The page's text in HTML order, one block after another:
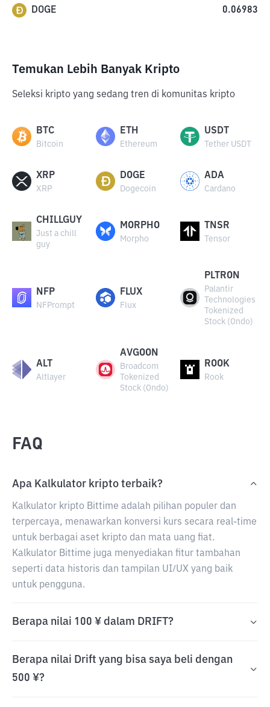
DOGE 0.06983
Temukan Lebih Banyak Kripto
Seleksi kripto yang sedang tren di komunitas kripto
BTC
Bitcoin
ETH
Ethereum
USDT
Tether USDT
XRP
XRP
DOGE
Dogecoin
ADA
Cardano
CHILLGUY
Just a chill
guy
MORPHO
Morpho
TNSR
Tensor
NFP
NFPrompt
FLUX
Flux
PLTRON
Palantir
Technologies
Tokenized
Stock (Ondo)
ALT
Altlayer
AVGOON
Broadcom
Tokenized
Stock (Ondo)
ROOK
Rook
FAQ
Apa Kalkulator kripto terbaik?
Kalkulator kripto Bittime adalah pilihan populer dan
terpercaya, menawarkan konversi kurs secara real-time
untuk berbagai aset kripto dan mata uang fiat.
Kalkulator Bittime juga menyediakan fitur tambahan
seperti data historis dan tampilan UI/UX yang baik
untuk pengguna.
Berapa nilai 100 ¥ dalam DRIFT?
Berapa nilai Drift yang bisa saya beli dengan
500 ¥?